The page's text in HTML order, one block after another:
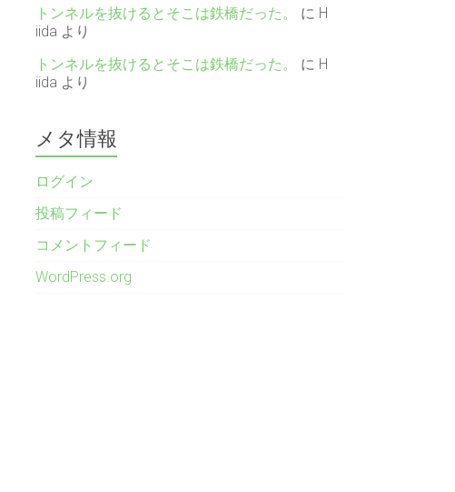
トンネルを抜けるとそこは鉄橋だった。
に H
iida より
トンネルを抜けるとそこは鉄橋だった。
に H
iida より
メタ情報
ログイン
投稿フィード
コメントフィード
WordPress.org